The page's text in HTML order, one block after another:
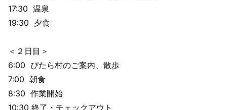
17:30 温泉
19:30 夕食
＜２日目＞
6:00 ぴたら村のご案内、散歩
7:00 朝食
8:30 作業開始
10:30 終了・チェックアウト